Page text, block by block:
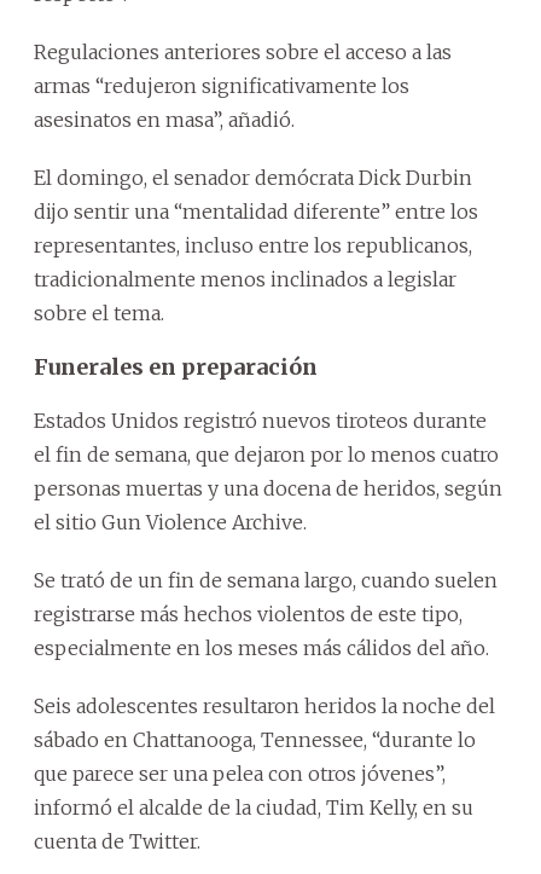
Regulaciones anteriores sobre el acceso a las
armas “redujeron significativamente los
asesinatos en masa”, añadió.
El domingo, el senador demócrata Dick Durbin
dijo sentir una “mentalidad diferente” entre los
representantes, incluso entre los republicanos,
tradicionalmente menos inclinados a legislar
sobre el tema.
Funerales en preparación
Estados Unidos registró nuevos tiroteos durante
el fin de semana, que dejaron por lo menos cuatro
personas muertas y una docena de heridos, según
el sitio Gun Violence Archive.
Se trató de un fin de semana largo, cuando suelen
registrarse más hechos violentos de este tipo,
especialmente en los meses más cálidos del año.
Seis adolescentes resultaron heridos la noche del
sábado en Chattanooga, Tennessee, “durante lo
que parece ser una pelea con otros jóvenes”,
informó el alcalde de la ciudad, Tim Kelly, en su
cuenta de Twitter.